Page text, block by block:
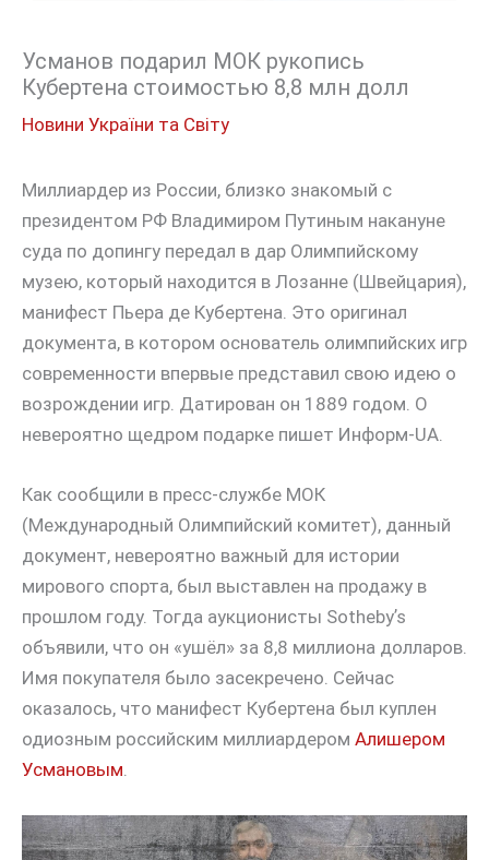
Усманов подарил МОК рукопись
Кубертена стоимостью 8,8 млн долл
Новини України та Світу
Миллиардер из России, близко знакомый с
президентом РФ Владимиром Путиным накануне
суда по допингу передал в дар Олимпийскому
музею, который находится в Лозанне (Швейцария),
манифест Пьера де Кубертена. Это оригинал
документа, в котором основатель олимпийских игр
современности впервые представил свою идею о
возрождении игр. Датирован он 1889 годом. О
невероятно щедром подарке пишет Информ-UA.
Как сообщили в пресс-службе МОК
(Международный Олимпийский комитет), данный
документ, невероятно важный для истории
мирового спорта, был выставлен на продажу в
прошлом году. Тогда аукционисты Sothebyʼs
объявили, что он «ушёл» за 8,8 миллиона долларов.
Имя покупателя было засекречено. Сейчас
оказалось, что манифест Кубертена был куплен
одиозным российским миллиардером Алишером
Усмановым.